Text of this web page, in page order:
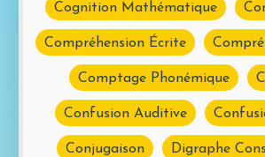
Cognition Mathématique
Compréhension Écrite
Comptage Phonémique
Confusion Auditive
Conjugaison Digraphe